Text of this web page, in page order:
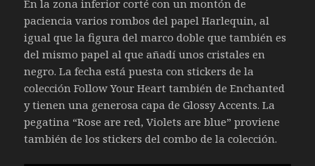
En la zona inferior corté con un montón de
paciencia varios rombos del papel Harlequin, al
igual que la figura del marco doble que también es
del mismo papel al que añadí unos cristales en
negro. La fecha está puesta con stickers de la
colección Follow Your Heart también de Enchanted
y tienen una generosa capa de Glossy Accents. La
pegatina “Rose are red, Violets are blue” proviene
también de los stickers del combo de la colección.